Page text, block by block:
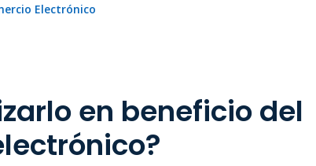
Electrónico
en beneficio del